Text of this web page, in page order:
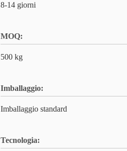
8-14 giorni
MOQ:
500 kg
Imballaggio:
Imballaggio standard
Tecnologia: